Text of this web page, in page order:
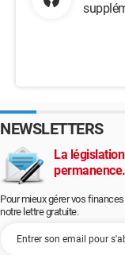
NEWSLETTERS
La
Pour mieux gérer vos
notre lettre gratuite.